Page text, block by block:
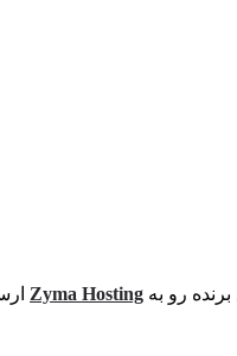
رو به Zyma Hosting